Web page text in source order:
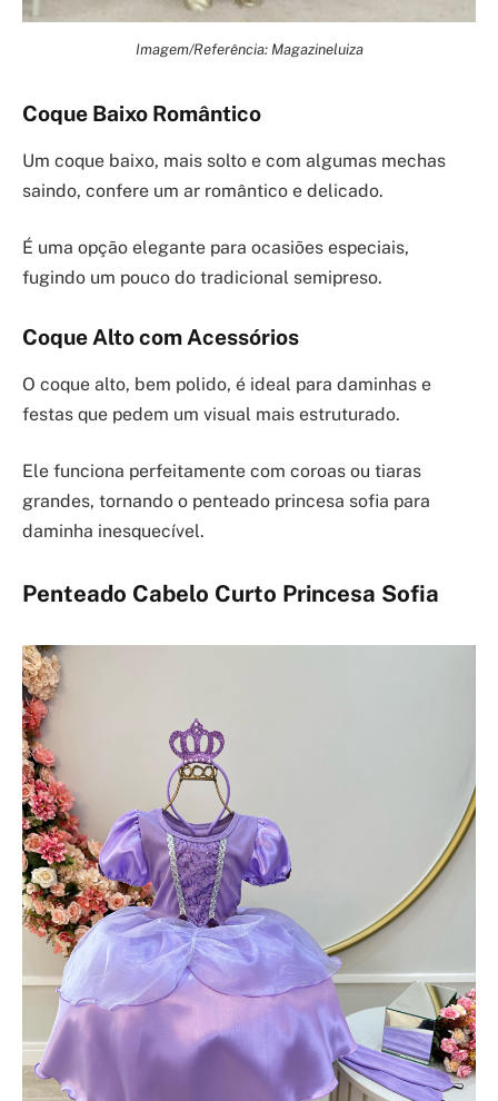
Imagem/Referência: Magazineluiza
Coque Baixo Romântico
Um coque baixo, mais solto e com algumas mechas
saindo, confere um ar romântico e delicado.
É uma opção elegante para ocasiões especiais,
fugindo um pouco do tradicional semipreso.
Coque Alto com Acessórios
O coque alto, bem polido, é ideal para daminhas e
festas que pedem um visual mais estruturado.
Ele funciona perfeitamente com coroas ou tiaras
grandes, tornando o penteado princesa sofia para
daminha inesquecível.
Penteado Cabelo Curto Princesa Sofia